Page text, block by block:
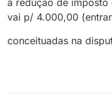
a redução de
vai p/ 4.000,00
conceituadas na